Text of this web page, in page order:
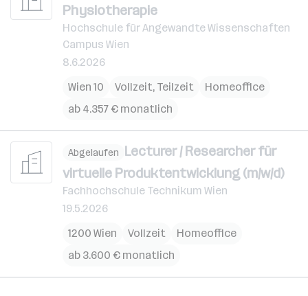
Physiotherapie
Hochschule für Angewandte Wissenschaften
Campus Wien
8.6.2026
Wien 10
Vollzeit, Teilzeit
Homeoffice
ab 4.357 € monatlich
Abgelaufen Lecturer / Researcher für
virtuelle Produktentwicklung (m/w/d)
Fachhochschule Technikum Wien
19.5.2026
1200 Wien
Vollzeit
Homeoffice
ab 3.600 € monatlich